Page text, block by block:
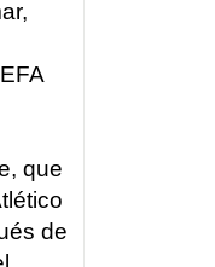
que
de